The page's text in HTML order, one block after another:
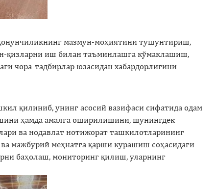
мазмун-моҳиятини тушунтириш,
қизларни иш билан таъминлашга кўмаклашиш,
чора-тадбирлар юзасидан хабардорлигини
қилиниб, унинг асосий вазифаси сифатида одам
ҳамда амалга оширилишини, шунингдек
ва нодавлат нотижорат ташкилотларининг
мажбурий меҳнатга қарши курашиш соҳасидаги
баҳолаш, мониторинг қилиш, уларнинг